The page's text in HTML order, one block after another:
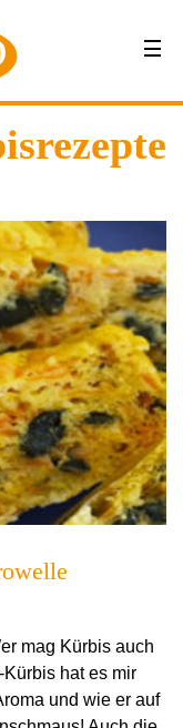
mag Kürbis auch
hat es mir
und wie er auf